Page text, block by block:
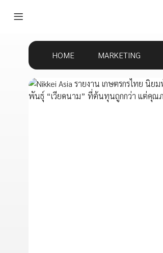
HOME MARKETING